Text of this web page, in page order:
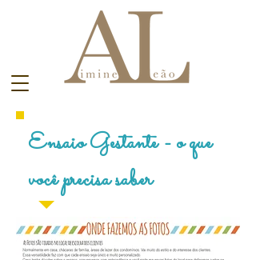
Ensaio Gestante - o que
você precisa saber